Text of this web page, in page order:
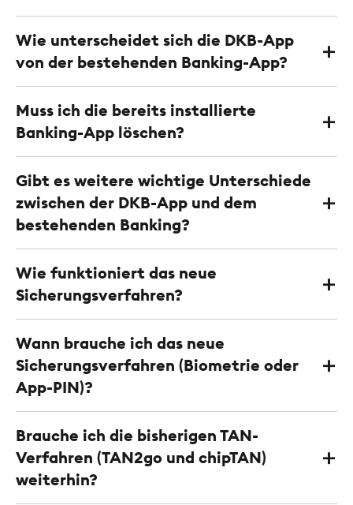
Wie unterscheidet sich die DKB-App
von der bestehenden Banking-App?
Muss ich die bereits installierte
Banking-App löschen?
Gibt es weitere wichtige Unterschiede
zwischen der DKB-App und dem
bestehenden Banking?
Wie funktioniert das neue
Sicherungsverfahren?
Wann brauche ich das neue
Sicherungsverfahren (Biometrie oder
App-PIN)?
Brauche ich die bisherigen TAN-
Verfahren (TAN2go und chipTAN)
weiterhin?